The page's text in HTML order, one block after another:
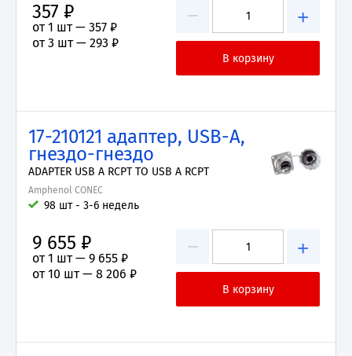
− +
357 ₽
от 1 шт — 357 ₽
от 3 шт — 293 ₽
17-210121 адаптер, USB-A,
гнездо-гнездо
ADAPTER USB A RCPT TO USB A RCPT
Amphenol CONEC
98 шт - 3-6 недель
− +
9 655 ₽
от 1 шт — 9 655 ₽
от 10 шт — 8 206 ₽